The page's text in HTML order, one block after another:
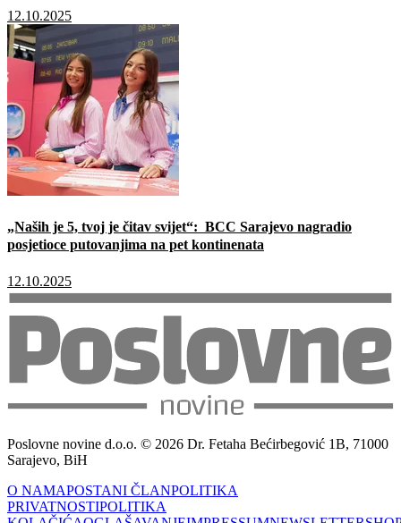
12.10.2025
„Naših je 5, tvoj je čitav svijet“: BCC Sarajevo nagradio
posjetioce putovanjima na pet kontinenata
12.10.2025
Poslovne novine d.o.o. © 2026 Dr. Fetaha Bećirbegović 1B, 71000
Sarajevo, BiH
O NAMAPOSTANI ČLANPOLITIKA
PRIVATNOSTIPOLITIKA